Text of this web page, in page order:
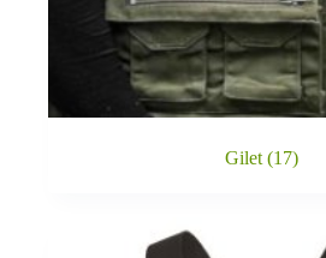
Gilet (17)